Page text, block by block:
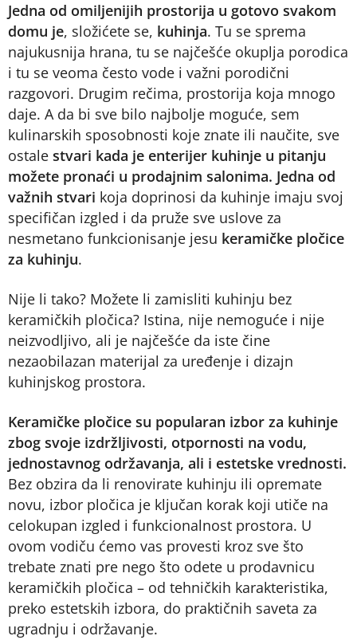
Jedna od omiljenijih prostorija u gotovo svakom
domu je, složićete se, kuhinja. Tu se sprema
najukusnija hrana, tu se najčešće okuplja porodica
i tu se veoma često vode i važni porodični
razgovori. Drugim rečima, prostorija koja mnogo
daje. A da bi sve bilo najbolje moguće, sem
kulinarskih sposobnosti koje znate ili naučite, sve
ostale stvari kada je enterijer kuhinje u pitanju
možete pronaći u prodajnim salonima. Jedna od
važnih stvari koja doprinosi da kuhinje imaju svoj
specifičan izgled i da pruže sve uslove za
nesmetano funkcionisanje jesu keramičke pločice
za kuhinju.
Nije li tako? Možete li zamisliti kuhinju bez
keramičkih pločica? Istina, nije nemoguće i nije
neizvodljivo, ali je najčešće da iste čine
nezaobilazan materijal za uređenje i dizajn
kuhinjskog prostora.
Keramičke pločice su popularan izbor za kuhinje
zbog svoje izdržljivosti, otpornosti na vodu,
jednostavnog održavanja, ali i estetske vrednosti.
Bez obzira da li renovirate kuhinju ili opremate
novu, izbor pločica je ključan korak koji utiče na
celokupan izgled i funkcionalnost prostora. U
ovom vodiču ćemo vas provesti kroz sve što
trebate znati pre nego što odete u prodavnicu
keramičkih pločica – od tehničkih karakteristika,
preko estetskih izbora, do praktičnih saveta za
ugradnju i održavanje.